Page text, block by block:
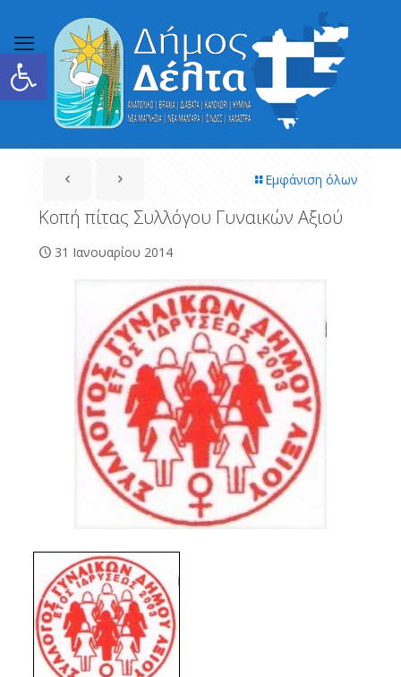
Ανοίξτε τη γραμμή εργαλείων
Εμφάνιση όλων
Κοπή πίτας Συλλόγου Γυναικών Αξιού
31 Ιανουαρίου 2014